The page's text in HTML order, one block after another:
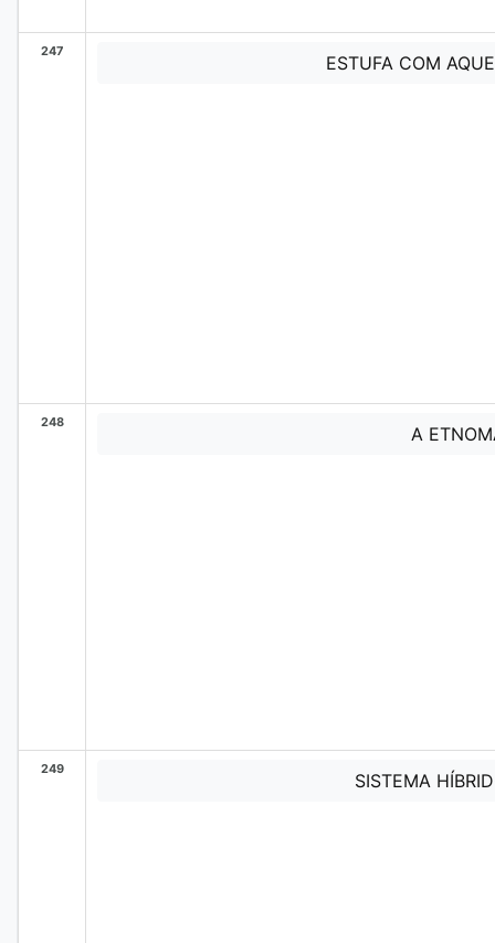
247
ESTUFA COM
248
A
249
SISTEMA